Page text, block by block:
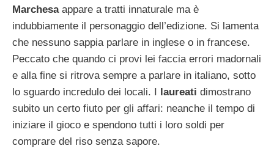
Marchesaappare a tratti innaturale ma è
indubbiamente il personaggio dell’edizione. Si lamenta
che nessuno sappia parlare in inglese o in francese.
Peccato che quando ci provi lei faccia errori madornali
e alla fine si ritrova sempre a parlare in italiano, sotto
lo sguardo incredulo dei locali. I
laureati dimostrano
subito un certo fiuto per gli affari: neanche il tempo di
iniziare il gioco e spendono tutti i loro soldi per
comprare del riso senza sapore.